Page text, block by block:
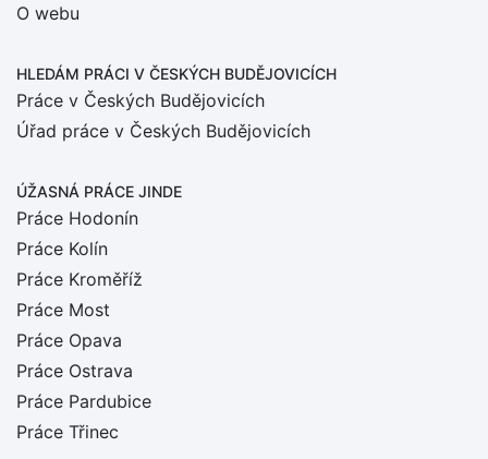
O webu
HLEDÁM PRÁCI V ČESKÝCH BUDĚJOVICÍCH
Práce v Českých Budějovicích
Úřad práce v Českých Budějovicích
ÚŽASNÁ PRÁCE JINDE
Práce Hodonín
Práce Kolín
Práce Kroměříž
Práce Most
Práce Opava
Práce Ostrava
Práce Pardubice
Práce Třinec